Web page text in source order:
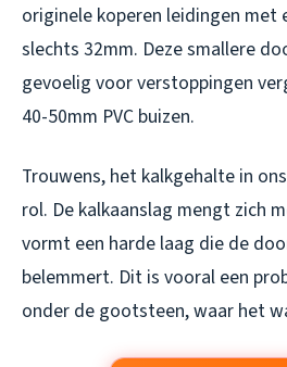
originele koperen leidingen met
slechts 32mm. Deze smallere
gevoelig voor verstoppingen
40-50mm PVC buizen.
Trouwens, het kalkgehalte in
rol. De kalkaanslag mengt zich
vormt een harde laag die de
belemmert. Dit is vooral een
onder de gootsteen, waar het